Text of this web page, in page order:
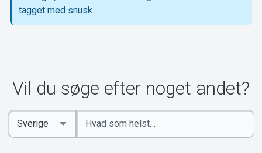
Om Tickster
tagget med snusk.
Vil du søge efter noget andet?
Indtast
søgeord
Select
Country